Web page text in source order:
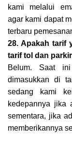
kami melalui
agar kami dapat
terbaru
28. Apakah tarif
tarif tol dan
Belum. Saat
dimasukkan di
sedang kami
kedepannya jika
sementara, jika
memberikannya